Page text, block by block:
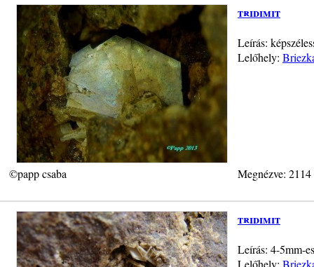
tridimit
Leírás:
Lelőhely:
©papp csaba Megnézve:
tridimit
Leírás: 4-5mm-
Lelőhely: